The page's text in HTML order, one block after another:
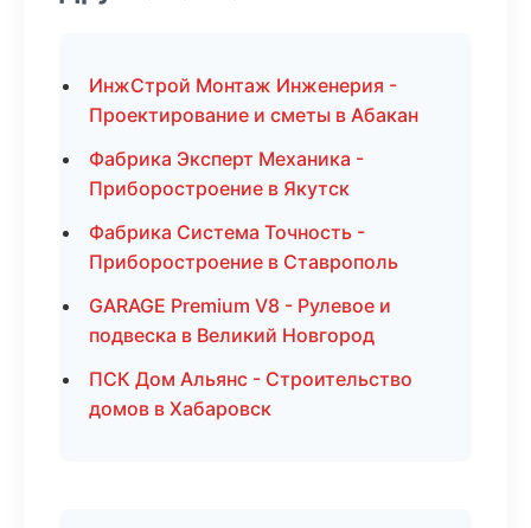
ИнжСтрой Монтаж Инженерия -
Проектирование и сметы в Абакан
Фабрика Эксперт Механика -
Приборостроение в Якутск
Фабрика Система Точность -
Приборостроение в Ставрополь
GARAGE Premium V8 - Рулевое и
подвеска в Великий Новгород
ПСК Дом Альянс - Строительство
домов в Хабаровск